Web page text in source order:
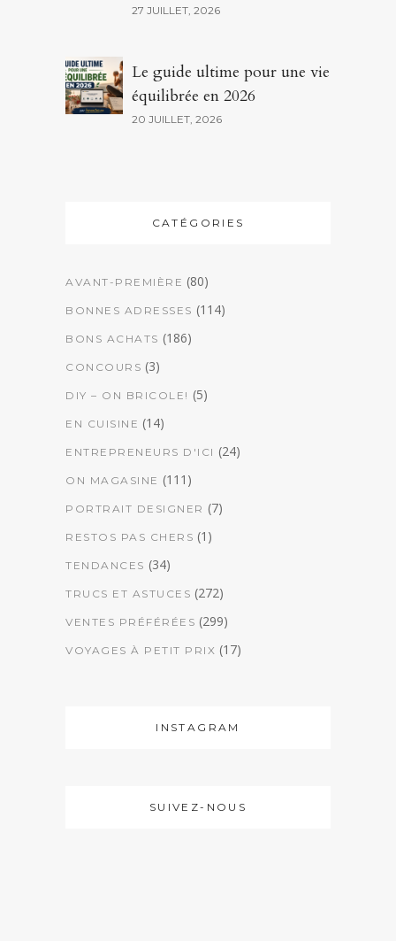
27 JUILLET, 2026
Le guide ultime pour une vie
équilibrée en 2026
20 JUILLET, 2026
CATÉGORIES
AVANT-PREMIÈRE (80)
BONNES ADRESSES (114)
BONS ACHATS (186)
CONCOURS (3)
DIY – ON BRICOLE! (5)
EN CUISINE (14)
ENTREPRENEURS D'ICI (24)
ON MAGASINE (111)
PORTRAIT DESIGNER (7)
RESTOS PAS CHERS (1)
TENDANCES (34)
TRUCS ET ASTUCES (272)
VENTES PRÉFÉRÉES (299)
VOYAGES À PETIT PRIX (17)
INSTAGRAM
SUIVEZ-NOUS